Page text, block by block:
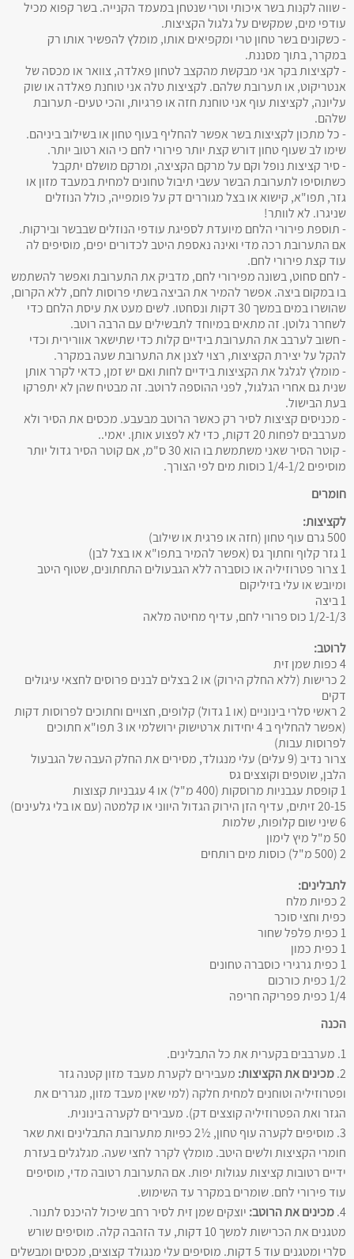
- שווה לקנות בשר איכותי וטרי שנטחן במעמד הקנייה. בשר קפוא מכיל
עודפי מים, שמקשים על גלגול הקציצות.
- כשקונים בשר טחון טרי ומקפיאים אותו, מומלץ להפשיר אותו רק
במקרר, בתוך מסננת.
- לקציצות בקר אני מבקשת מהקצב לטחון פאלדה, צוואר או מכסה של
אנטריקוט, או תערובת שלהם. לקציצות טלה אני טוחנת פאלדה או שוק
עליונה, לקציצות עוף אני טוחנת חזה או פרגיות, והכי טעים- תערובת
שלהם.
- כל מתכון לקציצות בשר אפשר להחליף בעוף טחון או בשילוב ביניהם.
שימו לב שעוף טחון דורש קצת יותר פירורי לחם כי הוא רטוב יותר.
- סיר קציצות נופל וקם על מרקם הקציצה, ומרקם מושלם יתקבל
כשתוסיפו לתערובת הבשר עשבי תיבול טחונים למחית במעבד מזון או
גזר, תפו"א, קישוא או בצל מגוררים דק על פומפייה, כולל הנוזלים
שניגרו. לא לוותר!
- תוספת פירורי הלחם מיועדת לספיגת עודפי הנוזלים שבבשר ובירקות.
אם התערובת רכה מדי ואינה נאספת היטב לכדורים יפים, מוסיפים לה
עוד קצת פירורי לחם.
- לחם סחוט, בשונה מפירורי לחם, מדביק את התערובת ואפשר להשתמש
בו במקום ביצה. אפשר להמיר את הביצה בשתי פרוסות לחם, ללא הקרום,
שהושרו במים במשך 30 דקות ונסחטו. לשים מעט את עיסת הלחם כדי
לשחרר גלוטן. זה מתאים במיוחד לתבשילים עם הרבה רוטב.
- חשוב לערבב את התערובת בידיים קלות כדי שתישאר אוורירית וכדי
להקל על יצירת הקציצות, רצוי לצנן את התערובת שעה במקרר.
- מומלץ לגלגל את הקציצות בידיים לחות ואם יש זמן, כדאי לקרר אותן
שנית גם אחרי הגלגול, לפני ההוספה לרוטב. זה מבטיח שהן לא יתפרקו
בעת הבישול.
- מכניסים קציצות לסיר רק כאשר הרוטב מבעבע. מכסים את הסיר ולא
מערבבים לפחות 20 דקות, כדי לא לפצוע אותן. יאמי..
- קוטר הסיר שאני משתמשת בו הוא 30 ס"מ, אם קוטר הסיר גדול יותר
מוסיפים 1/4-1/2 כוסות מים לפי הצורך.
חומרים
לקציצות:
500 גרם עוף טחון (חזה או פרגית או שילוב)
1 גזר קלוף וחתוך גס (אפשר להמיר בתפו"א או בצל לבן)
1 צרור פטרוזיליה או כוסברה ללא הגבעולים התחתונים, שטוף היטב
ומיובש או עלי בזיליקום
1 ביצה
1/2-1/3 כוס פרורי לחם, עדיף מחיטה מלאה
לרוטב:
4 כפות שמן זית
2 כרישות (ללא החלק הירוק) או 2 בצלים לבנים פרוסים לחצאי עיגולים
דקים
2 ראשי סלרי בינוניים (או 1 גדול) קלופים, חצויים וחתוכים לפרוסות דקות
(אפשר להחליף ב 4 יחידות ארטישוק ירושלמי או 3 תפו"א חתוכים
לפרוסות עבות)
צרור נדיב (9 עלים) עלי מנגולד, מסירים את החלק העבה של הגבעול
הלבן, שוטפים וקוצצים גס
1 קופסת עגבניות מרוסקות (400 מ"ל) או 4 עגבניות קצוצות
20-15 זיתים, עדיף הזן הירוק הגדול היווני או קלמטה (עם או בלי גלעינים)
6 שיני שום קלופות, שלמות
50 מ"ל מיץ לימון
2 (500 מ"ל) כוסות מים רותחים
לתבלינים:
2 כפיות מלח
כפית וחצי סוכר
1 כפית פלפל שחור
1 כפית כמון
1 כפית גרגירי כוסברה טחונים
1/2 כפית כורכום
1/4 כפית פפריקה חריפה
הכנה
1. מערבבים בקערית את כל התבלינים.
2. מכינים את הקציצות:מעבירים לקערת מעבד מזון קטנה גזר
ופטרוזיליה וטוחנים למחית חלקה (למי שאין מעבד מזון, מגררים את
הגזר ואת הפטרוזיליה קוצצים דק). מעבירים לקערה בינונית.
3. מוסיפים לקערה עוף טחון, ½2 כפיות מתערובת התבלינים ואת שאר
חומרי הקציצות ולשים היטב. מומלץ לקרר לחצי שעה. מגלגלים בעזרת
ידיים רטובות קציצות עגולות יפות. אם התערובת רטובה מדי, מוסיפים
עוד פירורי לחם. שומרים במקרר עד השימוש.
4. מכינים את הרוטב:יוצקים שמן זית לסיר רחב שיכול להיכנס לתנור.
מטגנים את הכרישות למשך 10 דקות, עד הזהבה קלה. מוסיפים שורש
סלרי ומטגנים עוד 5 דקות. מוסיפים עלי מנגולד קצוצים, מכסים ומבשלים